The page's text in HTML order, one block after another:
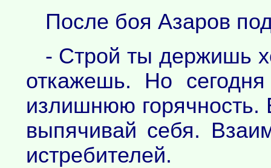
После боя Азаров
- Строй ты держишь
откажешь. Но
излишнюю горячность.
выпячивай себя.
истребителей.